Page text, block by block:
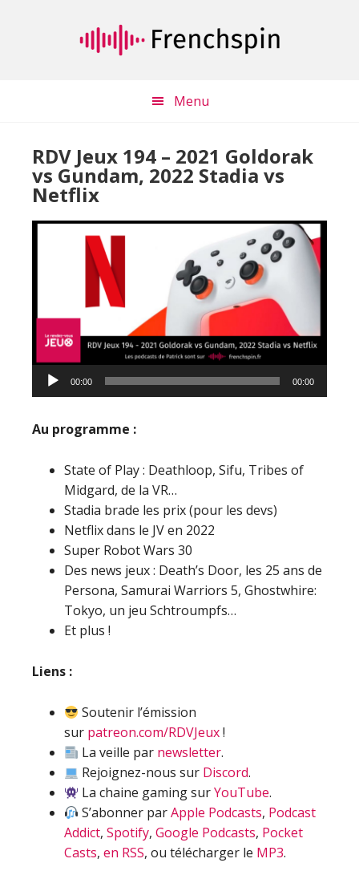
Menu
RDV Jeux 194 – 2021 Goldorak
vs Gundam, 2022 Stadia vs
Netflix
Lecteur
audio
00:00 00:00
Au programme :
State of Play : Deathloop, Sifu, Tribes of
Midgard, de la VR…
Stadia brade les prix (pour les devs)
Netflix dans le JV en 2022
Super Robot Wars 30
Des news jeux : Death’s Door, les 25 ans de
Persona, Samurai Warriors 5, Ghostwhire:
Tokyo, un jeu Schtroumpfs…
Et plus !
Liens :
Soutenir l’émission
sur patreon.com/RDVJeux!
La veille par newsletter.
Rejoignez-nous sur Discord.
La chaine gaming surYouTube.
S’abonner parApple Podcasts, Podcast
Addict, Spotify, Google Podcasts, Pocket
Casts, en RSS, ou télécharger le MP3.